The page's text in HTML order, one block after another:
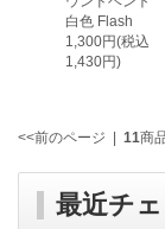
白色 Flash
1,300円(税込
1,430円)
<<前のページ 11商
最近チ